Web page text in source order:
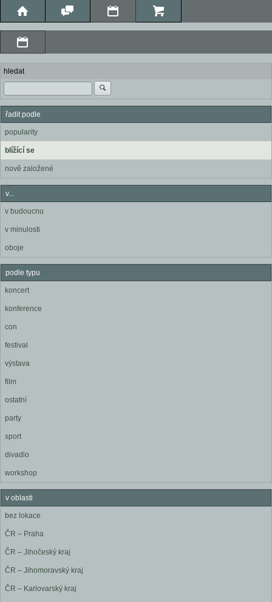
hledat
řadit podle
popularity
blížící se
nově založené
v...
v budoucnu
v minulosti
oboje
podle typu
koncert
konference
con
festival
výstava
film
ostatní
party
sport
divadlo
workshop
v oblasti
bez lokace
ČR – Praha
ČR – Jihočeský kraj
ČR – Jihomoravský kraj
ČR – Karlovarský kraj